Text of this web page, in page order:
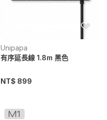
Unipapa
有序延長線 1.8m 黑色
NT$ 899